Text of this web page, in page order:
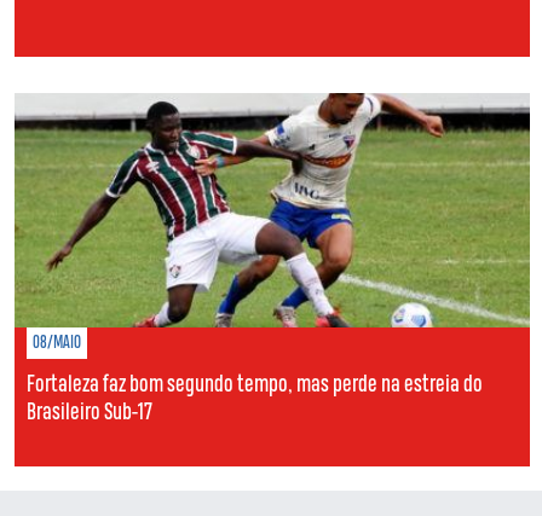
08/MAIO
Fortaleza faz bom segundo tempo, mas perde na estreia do
Brasileiro Sub-17